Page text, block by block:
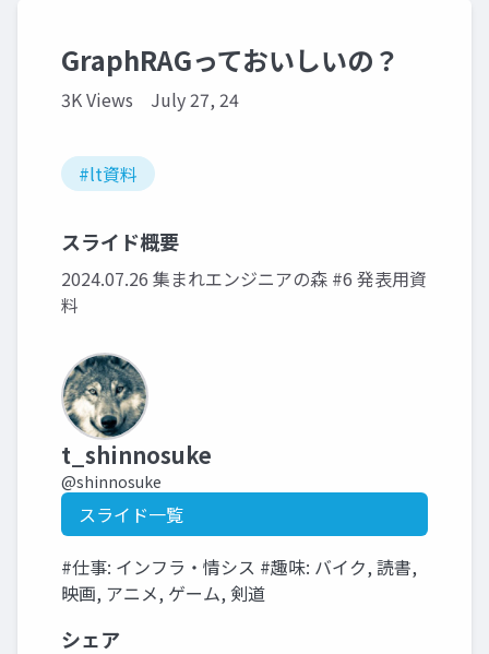
GraphRAGっておいしいの？
3K Views July 27, 24
#lt資料
スライド概要
2024.07.26 集まれエンジニアの森 #6 発表用資
料
t_shinnosuke
@shinnosuke
スライド一覧
#仕事: インフラ・情シス #趣味: バイク, 読書,
映画, アニメ, ゲーム, 剣道
シェア